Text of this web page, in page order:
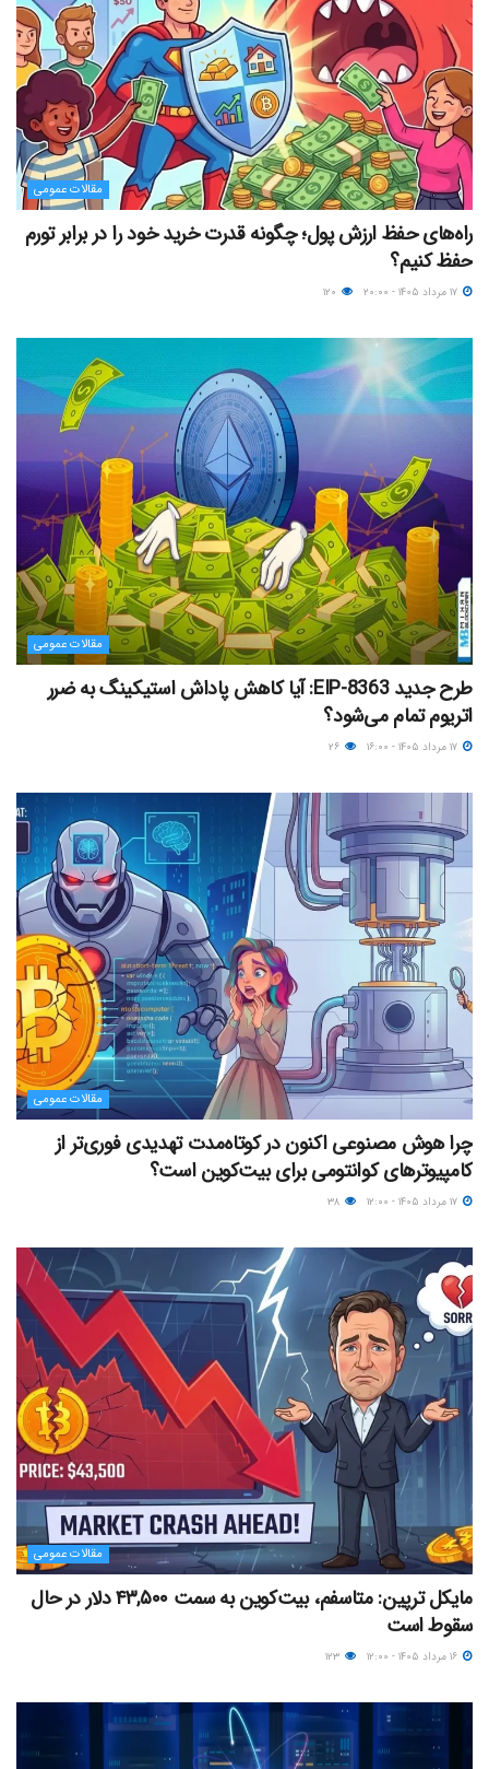
مقالات عمومی
راه‌های حفظ ارزش پول؛ چگونه قدرت خرید خود را در برابر تورم
حفظ کنیم؟
مقالات عمومی
طرح جدید EIP-8363: آیا کاهش پاداش استیکینگ به ضرر
اتریوم تمام می‌شود؟
مقالات عمومی
چرا هوش مصنوعی اکنون در کوتاه‌مدت تهدیدی فوری‌تر از
کامپیوترهای کوانتومی برای بیت‌کوین است؟
مقالات عمومی
مایکل ترپین: متاسفم، بیت‌کوین به سمت ۴۳,۵۰۰ دلار در حال
سقوط است